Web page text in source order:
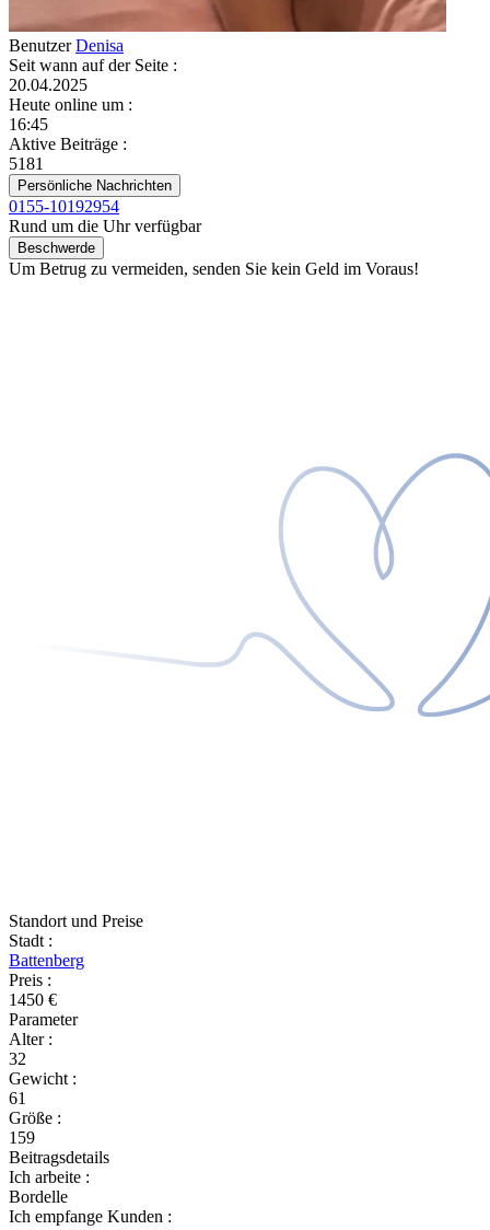
BenutzerDenisa
Seit wann auf der Seite :
20.04.2025
Heute online um :
16:45
Aktive Beiträge :
5181
Persönliche Nachrichten
0155-10192954
Rund um die Uhr verfügbar
Beschwerde
Um Betrug zu vermeiden, senden Sie kein Geld im Voraus!
Standort und Preise
Stadt :
Battenberg
Preis :
1450 €
Parameter
Alter :
32
Gewicht :
61
Größe :
159
Beitragsdetails
Ich arbeite :
Bordelle
Ich empfange Kunden :